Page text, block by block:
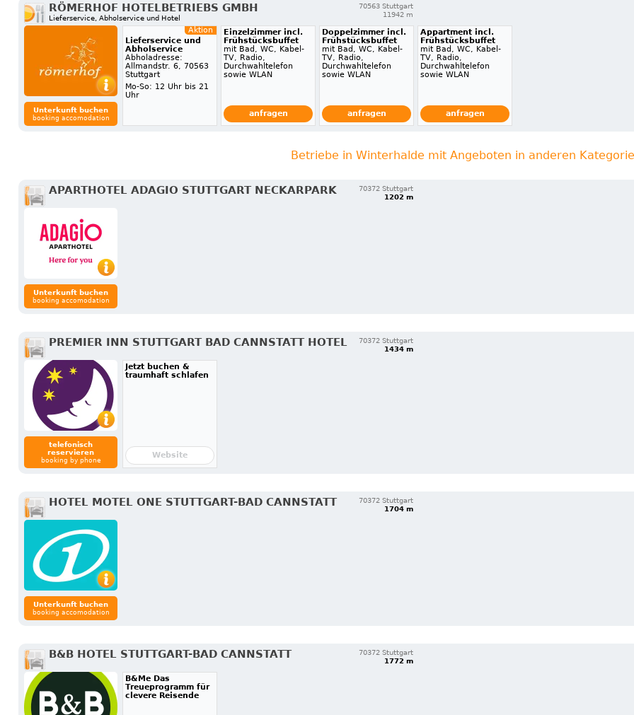
RÖMERHOF HOTELBETRIEBS GMBH
Lieferservice, Abholservice und Hotel
70563 Stuttgart
11942 m
Unterkunft buchen
booking accomodation
Aktion
Lieferservice und
Abholservice
Abholadresse:
Allmandstr. 6, 70563
Stuttgart
Mo-So: 12 Uhr bis 21
Uhr
Einzelzimmer incl.
Frühstücksbuffet
mit Bad, WC, Kabel-
TV, Radio,
Durchwahltelefon
sowie WLAN
anfragen
Doppelzimmer incl.
Frühstücksbuffet
mit Bad, WC, Kabel-
TV, Radio,
Durchwahltelefon
sowie WLAN
anfragen
Appartment incl.
Frühstücksbuffet
mit Bad, WC, Kabel-
TV, Radio,
Durchwahltelefon
sowie WLAN
anfragen
Betriebe in Winterhalde mit Angeboten in anderen
APARTHOTEL ADAGIO STUTTGART NECKARPARK
70372 Stuttgart
1202 m
Unterkunft buchen
booking accomodation
PREMIER INN STUTTGART BAD CANNSTATT HOTEL
70372 Stuttgart
1434 m
telefonisch
reservieren
booking by phone
Jetzt buchen &
traumhaft schlafen
Website
HOTEL MOTEL ONE STUTTGART-BAD CANNSTATT
70372 Stuttgart
1704 m
Unterkunft buchen
booking accomodation
B&B HOTEL STUTTGART-BAD CANNSTATT
70372 Stuttgart
1772 m
B&Me Das
Treueprogramm für
clevere Reisende